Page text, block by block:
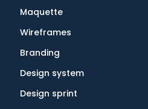
Maquette
Wireframes
Branding
Design system
Design sprint